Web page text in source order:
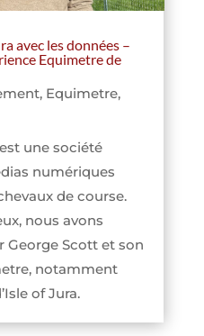
avec les données –
Equimetre de
, Equimetre,
une société
numériques
de course.
nous avons
George Scott et son
notamment
of Jura.